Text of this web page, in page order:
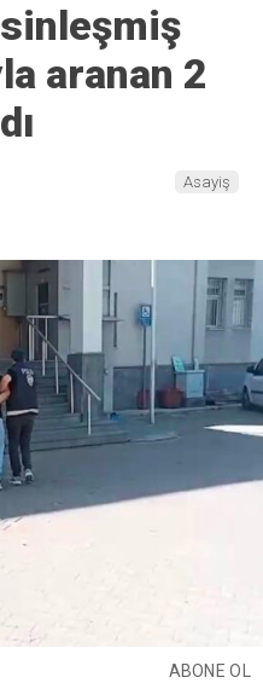
aranan 2
Asayiş
ABONE OL